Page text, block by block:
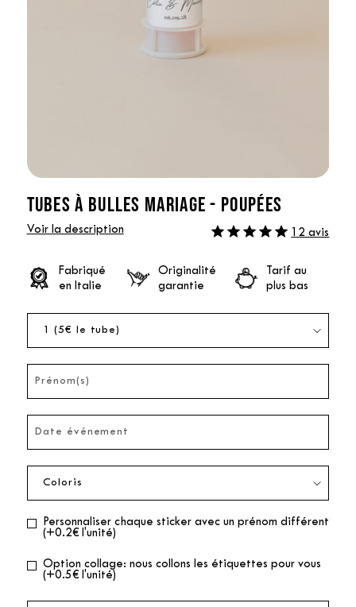
TUBES À BULLES MARIAGE - POUPÉES
Voir la description 12 avis
Fabriqué
en Italie
Originalité
garantie
Tarif au
plus bas
Personnaliser chaque sticker avec un prénom différent
(+0.2€ l'unité)
Option collage: nous collons les étiquettes pour vous
(+0.5€ l'unité)